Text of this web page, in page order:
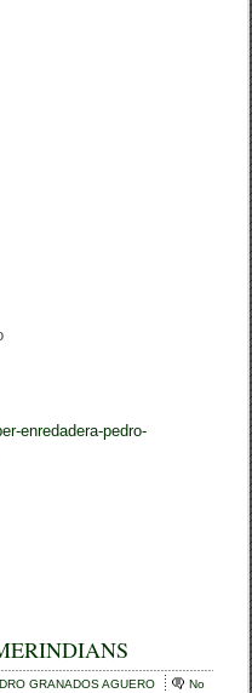
enredadera-pedro-
GRANADOS AGUERO
No